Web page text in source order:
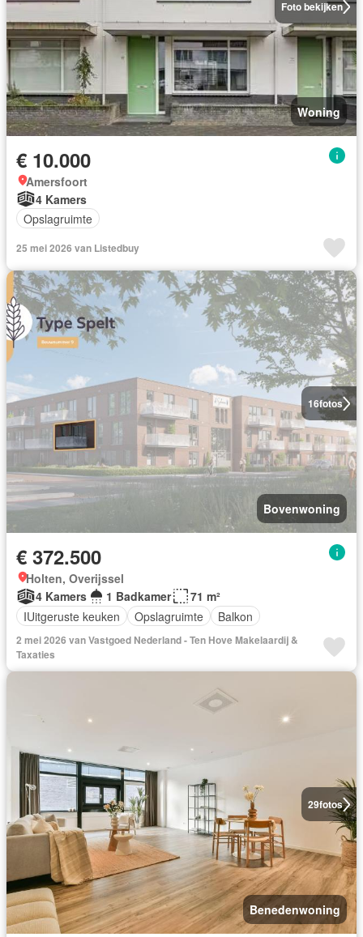
Foto bekijken
Woning
€ 10.000
Amersfoort
4 Kamers
Opslagruimte
25 mei 2026 van Listedbuy
16fotos
Bovenwoning
€ 372.500
Holten, Overijssel
4 Kamers
1 Badkamer
71 m²
IUitgeruste keuken
Opslagruimte Balkon
2 mei 2026 van Vastgoed Nederland - Ten Hove Makelaardij &
Taxaties
29fotos
Benedenwoning